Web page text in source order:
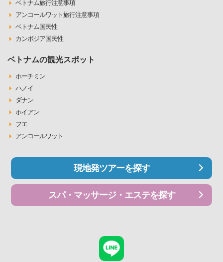
ベトナム旅行注意事項
アンコールワット旅行注意事項
ベトナム国民性
カンボジア国民性
ベトナムの観光スポット
ホーチミン
ハノイ
ダナン
ホイアン
フエ
アンコールワット
現地発ツアーを探す
スパ・マッサージ・エステを探す